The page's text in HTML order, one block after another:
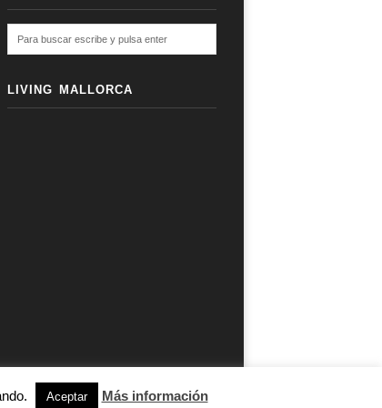
LIVING MALLORCA
subir ↑
Aceptar Más información